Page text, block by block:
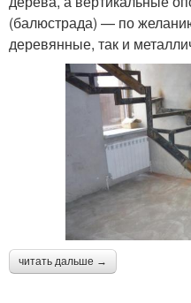
(балюстрада) — по
деревянные, так и
читать дальше →